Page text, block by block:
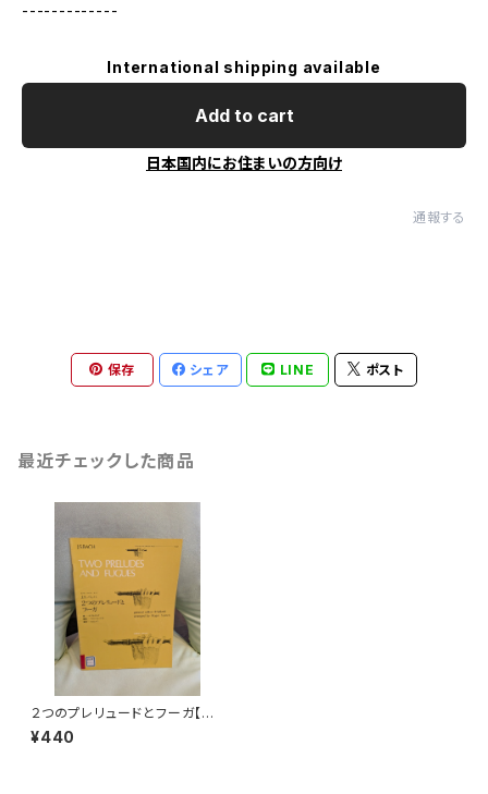
-------------
International shipping available
Add to cart
日本国内にお住まいの方向け
通報する
保存 シェア LINE ポスト
最近チェックした商品
２つのプレリュードとフーガ【著
者：J.S.バッハ】出版社：全音楽
譜出版社 1970年
¥440